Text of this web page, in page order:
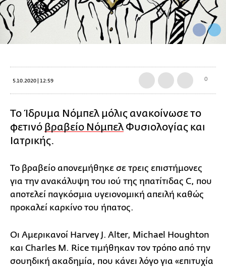
5.10.2020 | 12:59 0
Το Ίδρυμα Νόμπελ μόλις ανακοίνωσε το
φετινό βραβείο Νόμπελ Φυσιολογίας και
Ιατρικής.
Το βραβείο απονεμήθηκε σε τρεις επιστήμονες
για την ανακάλυψη του ιού της ηπατίτιδας C, που
αποτελεί παγκόσμια υγειονομική απειλή καθώς
προκαλεί καρκίνο του ήπατος.
Οι Αμερικανοί Harvey J. Alter, Michael Houghton
και Charles M. Rice τιμήθηκαν τον τρόπο από την
σουηδική ακαδημία, που κάνει λόγο για «επιτυχία